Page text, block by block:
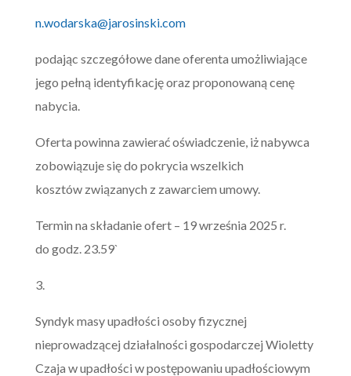
n.wodarska@jarosinski.com
podając szczegółowe dane oferenta umożliwiające
jego pełną identyfikację oraz proponowaną cenę
nabycia.
Oferta powinna zawierać oświadczenie, iż nabywca
zobowiązuje się do pokrycia wszelkich
kosztów związanych z zawarciem umowy.
Termin na składanie ofert – 19 września 2025 r.
do godz. 23.59`
3.
Syndyk masy upadłości osoby fizycznej
nieprowadzącej działalności gospodarczej Wioletty
Czaja w upadłości w postępowaniu upadłościowym